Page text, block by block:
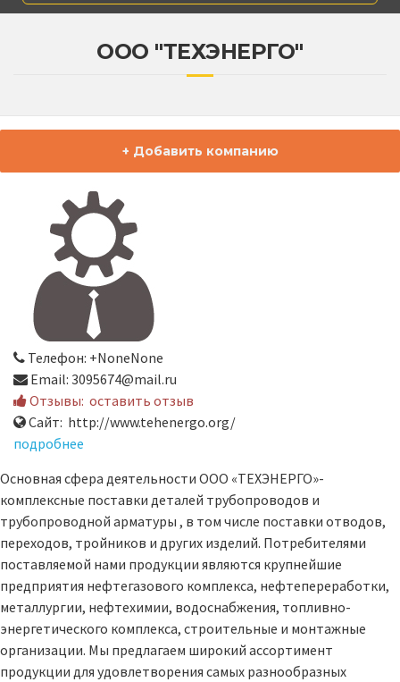
ООО "ТЕХЭНЕРГО"
+ Добавить компанию
Телефон: +NoneNone
Email: 3095674@mail.ru
Отзывы: оставить отзыв
Сайт: http://www.tehenergo.org/
подробнее
Основная сфера деятельности ООО «ТЕХЭНЕРГО»-
комплексные поставки деталей трубопроводов и
трубопроводной арматуры , в том числе поставки отводов,
переходов, тройников и других изделий. Потребителями
поставляемой нами продукции являются крупнейшие
предприятия нефтегазового комплекса, нефтепереработки,
металлургии, нефтехимии, водоснабжения, топливно-
энергетического комплекса, строительные и монтажные
организации. Мы предлагаем широкий ассортимент
продукции для удовлетворения самых разнообразных